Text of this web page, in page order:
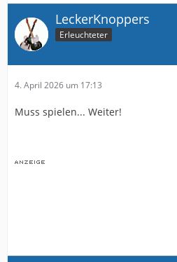
LeckerKnoppers
Erleuchteter
4. April 2026 um 17:13
Muss spielen... Weiter!